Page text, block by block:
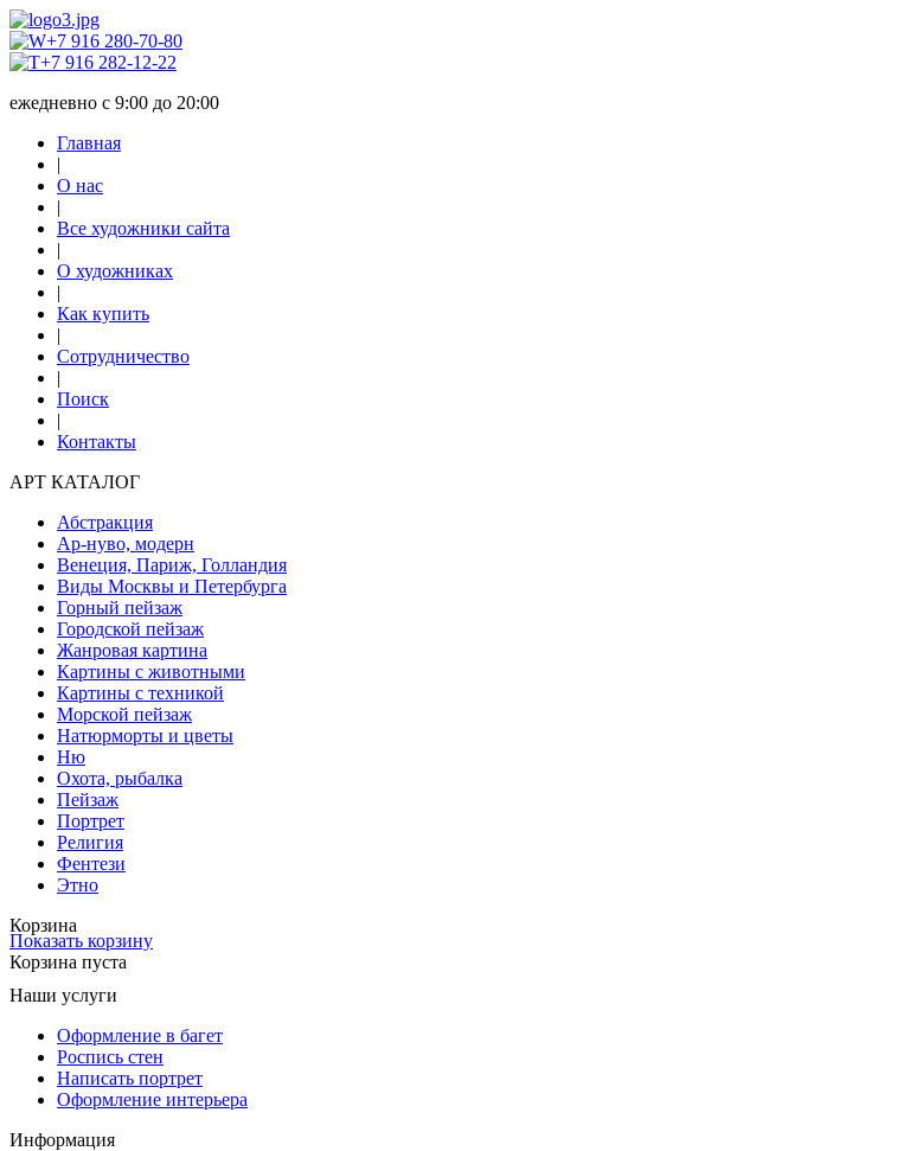
+7 916 280-70-80
+7 916 282-12-22
ежедневно с 9:00 до 20:00
Главная
|
О нас
|
Все художники сайта
|
О художниках
|
Как купить
|
Сотрудничество
|
Поиск
|
Контакты
АРТ КАТАЛОГ
Абстракция
Ар-нуво, модерн
Венеция, Париж, Голландия
Виды Москвы и Петербурга
Горный пейзаж
Городской пейзаж
Жанровая картина
Картины с животными
Картины с техникой
Морской пейзаж
Натюрморты и цветы
Ню
Охота, рыбалка
Пейзаж
Портрет
Религия
Фентези
Этно
Корзина
Показать корзину
Корзина пуста
Наши услуги
Оформление в багет
Роспись стен
Написать портрет
Оформление интерьера
Информация